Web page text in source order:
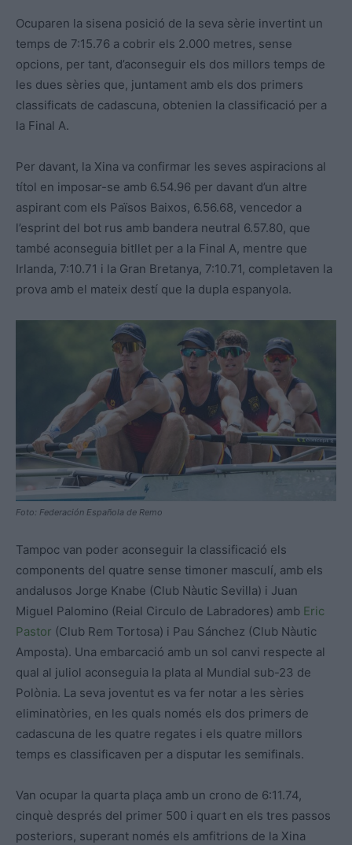
Ocuparen la sisena posició de la seva sèrie invertint un
temps de 7:15.76 a cobrir els 2.000 metres, sense
opcions, per tant, d’aconseguir els dos millors temps de
les dues sèries que, juntament amb els dos primers
classificats de cadascuna, obtenien la classificació per a
la Final A.
Per davant, la Xina va confirmar les seves aspiracions al
títol en imposar-se amb 6.54.96 per davant d’un altre
aspirant com els Països Baixos, 6.56.68, vencedor a
l’esprint del bot rus amb bandera neutral 6.57.80, que
també aconseguia bitllet per a la Final A, mentre que
Irlanda, 7:10.71 i la Gran Bretanya, 7:10.71, completaven la
prova amb el mateix destí que la dupla espanyola.
Foto: Federación Española de Remo
Tampoc van poder aconseguir la classificació els
components del quatre sense timoner masculí, amb els
andalusos Jorge Knabe (Club Nàutic Sevilla) i Juan
Miguel Palomino (Reial Circulo de Labradores) amb Eric
Pastor (Club Rem Tortosa) i Pau Sánchez (Club Nàutic
Amposta). Una embarcació amb un sol canvi respecte al
qual al juliol aconseguia la plata al Mundial sub-23 de
Polònia. La seva joventut es va fer notar a les sèries
eliminatòries, en les quals només els dos primers de
cadascuna de les quatre regates i els quatre millors
temps es classificaven per a disputar les semifinals.
Van ocupar la quarta plaça amb un crono de 6:11.74,
cinquè després del primer 500 i quart en els tres passos
posteriors, superant només els amfitrions de la Xina